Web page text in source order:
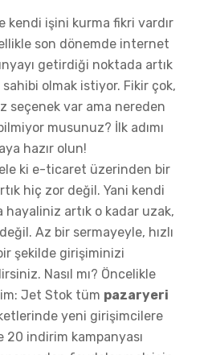
kendi işini kurma fikri vardır
son dönemde internet
getirdiği noktada artık
olmak istiyor. Fikir çok,
seçenek var ama nereden
musunuz? İlk adımı
hazır olun!
ki e-ticaret üzerinden bir
hiç zor değil. Yani kendi
hayaliniz artık o kadar uzak,
Az bir sermayeyle, hızlı
şekilde girişiminizi
Nasıl mı? Öncelikle
Jet Stok tüm pazaryeri
yeni girişimcilere
20 indirim kampanyası